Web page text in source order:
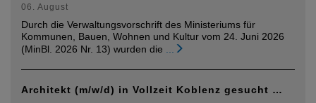
06. August
Durch die Verwaltungsvorschrift des Ministeriums für
Kommunen, Bauen, Wohnen und Kultur vom 24. Juni 2026
(MinBl. 2026 Nr. 13) wurden die
Architekt (m/w/d) in Vollzeit Koblenz gesucht …